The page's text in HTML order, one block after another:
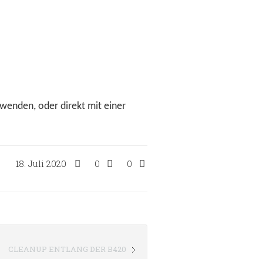
oder direkt mit einer
18. Juli 2020 0 0
CLEANUP ENTLANG DER B420